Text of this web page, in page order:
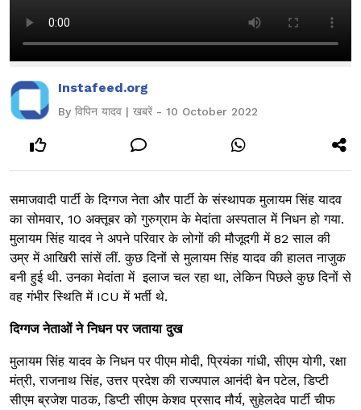
Instafeed.org
By विपिन यादव | खबरें - 10 October 2022
समाजवादी पार्टी के दिग्गज नेता और पार्टी के संस्थापक मुलायम सिंह यादव
का सोमवार, 10 अक्तूबर को गुरुग्राम के मेदांता अस्पताल में निधन हो गया.
मुलायम सिंह यादव ने अपने परिवार के लोगों की मौजूदगी में 82 साल की
उम्र में आखिरी सांसें लीं. कुछ दिनों से मुलायम सिंह यादव की हालत नाजुक
बनी हुई थी. उनका मेदांता में इलाज चल रहा था, लेकिन पिछले कुछ दिनों से
वह गंभीर स्थिति में ICU में भर्ती थे.
दिग्गज नेताओं ने निधन पर जताया दुख
मुलायम सिंह यादव के निधन पर पीएम मोदी, प्रियंका गांधी, सीएम योगी, रक्षा
मंत्री, राजनाथ सिंह, उत्तर प्रदेश की राज्यपाल आनंदी बेन पटेल, डिप्टी
सीएम ब्रजेश पाठक, डिप्टी सीएम केशव प्रसाद मौर्य, सुहेलदेव पार्टी चीफ